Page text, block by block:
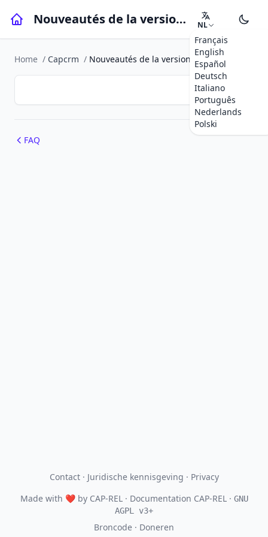
Nouveautés de la version 1.2.0 NL
Français
English
Español
Deutsch
Italiano
Português
Nederlands
Polski
Home / Capcrm / Nouveautés de la version 1.2.0
FAQ
Contact· Juridische kennisgeving · Privacy
Made with ❤by CAP-REL· Documentation CAP-REL · GNU
AGPL v3+
Broncode · Doneren